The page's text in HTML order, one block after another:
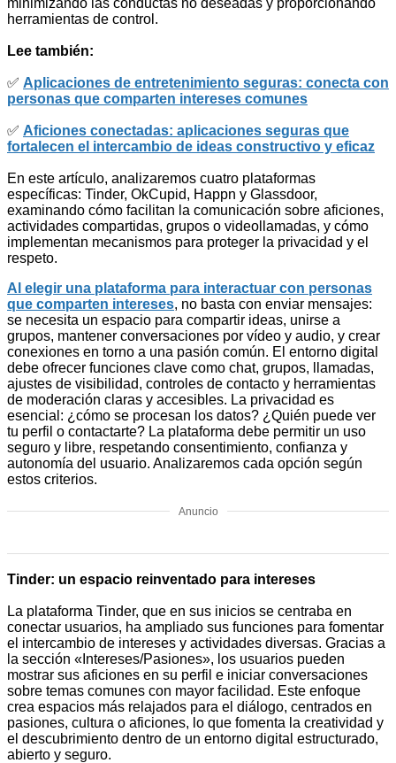
minimizando las conductas no deseadas y proporcionando
herramientas de control.
Lee también:
✅ Aplicaciones de entretenimiento seguras: conecta con
personas que comparten intereses comunes
✅ Aficiones conectadas: aplicaciones seguras que
fortalecen el intercambio de ideas constructivo y eficaz
En este artículo, analizaremos cuatro plataformas
específicas: Tinder, OkCupid, Happn y Glassdoor,
examinando cómo facilitan la comunicación sobre aficiones,
actividades compartidas, grupos o videollamadas, y cómo
implementan mecanismos para proteger la privacidad y el
respeto.
Al elegir una plataforma para interactuar con personas
que comparten intereses, no basta con enviar mensajes:
se necesita un espacio para compartir ideas, unirse a
grupos, mantener conversaciones por vídeo y audio, y crear
conexiones en torno a una pasión común. El entorno digital
debe ofrecer funciones clave como chat, grupos, llamadas,
ajustes de visibilidad, controles de contacto y herramientas
de moderación claras y accesibles. La privacidad es
esencial: ¿cómo se procesan los datos? ¿Quién puede ver
tu perfil o contactarte? La plataforma debe permitir un uso
seguro y libre, respetando consentimiento, confianza y
autonomía del usuario. Analizaremos cada opción según
estos criterios.
Anuncio
Tinder: un espacio reinventado para intereses
La plataforma Tinder, que en sus inicios se centraba en
conectar usuarios, ha ampliado sus funciones para fomentar
el intercambio de intereses y actividades diversas. Gracias a
la sección «Intereses/Pasiones», los usuarios pueden
mostrar sus aficiones en su perfil e iniciar conversaciones
sobre temas comunes con mayor facilidad. Este enfoque
crea espacios más relajados para el diálogo, centrados en
pasiones, cultura o aficiones, lo que fomenta la creatividad y
el descubrimiento dentro de un entorno digital estructurado,
abierto y seguro.